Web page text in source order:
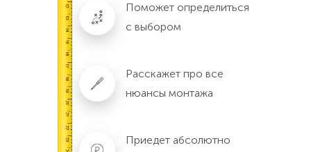
Поможет определиться
с выбором
Расскажет про все
нюансы монтажа
Приедет абсолютно